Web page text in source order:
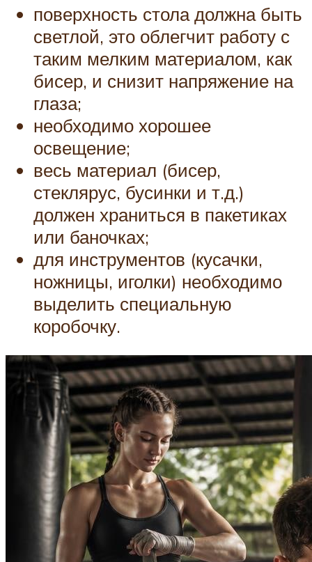
поверхность стола должна быть
светлой, это облегчит работу с
таким мелким материалом, как
бисер, и снизит напряжение на
глаза;
необходимо хорошее
освещение;
весь материал (бисер,
стеклярус, бусинки и т.д.)
должен храниться в пакетиках
или баночках;
для инструментов (кусачки,
ножницы, иголки) необходимо
выделить специальную
коробочку.